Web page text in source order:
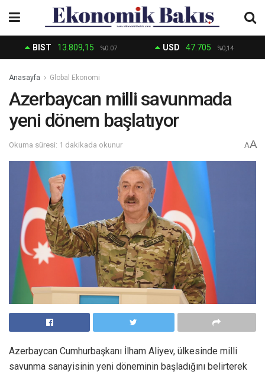
BIST 13.809,15 %0.07 USD 47.705 %0,14
Anasayfa Global Ekonomi
Azerbaycan milli savunmada
yeni dönem başlatıyor
Okuma süresi: 1 dakikada okunur AA
Azerbaycan Cumhurbaşkanı İlham Aliyev, ülkesinde milli
savunma sanayisinin yeni döneminin başladığını belirterek